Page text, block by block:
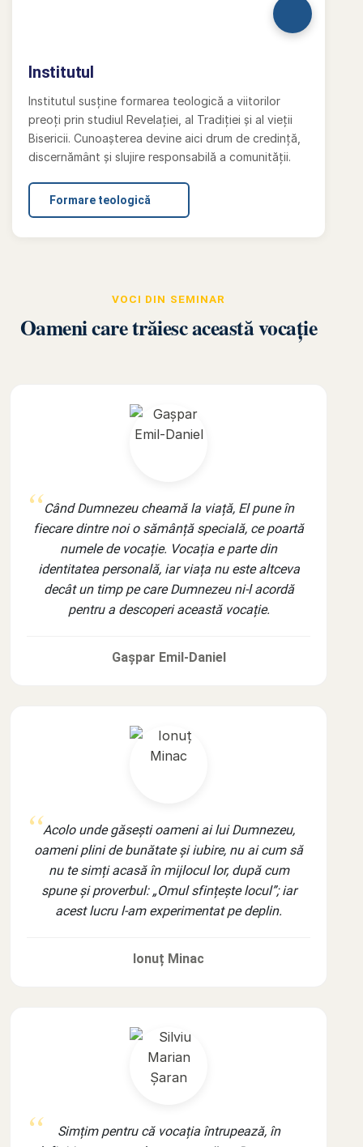
Institutul
Institutul susține formarea teologică a viitorilor
preoți prin studiul Revelației, al Tradiției și al vieții
Bisericii. Cunoașterea devine aici drum de credință,
discernământ și slujire responsabilă a comunității.
Formare teologică
VOCI DIN SEMINAR
Oameni care trăiesc această vocație
Când Dumnezeu cheamă la viață, El pune în
fiecare dintre noi o sămânță specială, ce poartă
numele de vocație. Vocația e parte din
identitatea personală, iar viața nu este altceva
decât un timp pe care Dumnezeu ni-l acordă
pentru a descoperi această vocație.
Gașpar Emil-Daniel
Acolo unde găsești oameni ai lui Dumnezeu,
oameni plini de bunătate și iubire, nu ai cum să
nu te simți acasă în mijlocul lor, după cum
spune și proverbul: „Omul sfințește locul”; iar
acest lucru l-am experimentat pe deplin.
Ionuț Minac
Simțim pentru că vocația întrupează, în